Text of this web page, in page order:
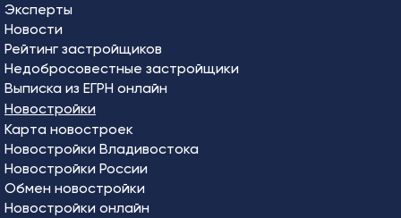
Эксперты
Новости
Рейтинг застройщиков
Недобросовестные застройщики
Выписка из ЕГРН онлайн
Новостройки
Карта новостроек
Новостройки Владивостока
Новостройки России
Обмен новостройки
Новостройки онлайн